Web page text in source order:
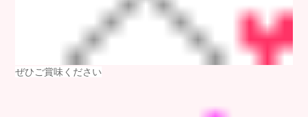
ぜひご賞味ください